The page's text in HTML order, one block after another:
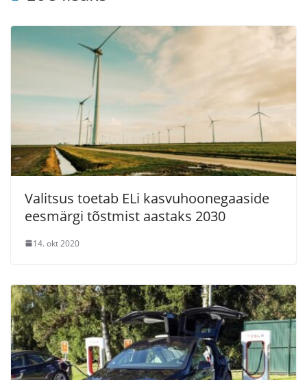
Valitsus toetab ELi kasvuhoonegaaside
eesmärgi tõstmist aastaks 2030
14. okt 2020